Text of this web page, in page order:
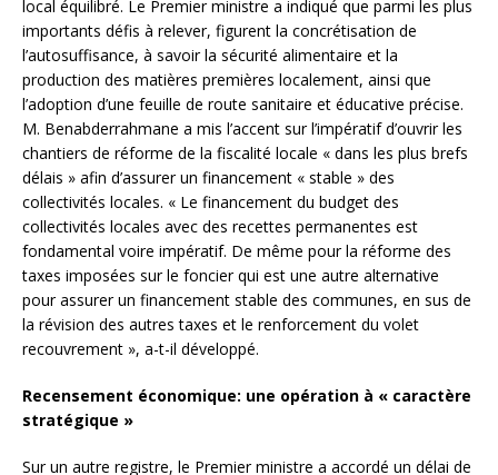
local équilibré. Le Premier ministre a indiqué que parmi les plus
importants défis à relever, figurent la concrétisation de
l’autosuffisance, à savoir la sécurité alimentaire et la
production des matières premières localement, ainsi que
l’adoption d’une feuille de route sanitaire et éducative précise.
M. Benabderrahmane a mis l’accent sur l’impératif d’ouvrir les
chantiers de réforme de la fiscalité locale « dans les plus brefs
délais » afin d’assurer un financement « stable » des
collectivités locales. « Le financement du budget des
collectivités locales avec des recettes permanentes est
fondamental voire impératif. De même pour la réforme des
taxes imposées sur le foncier qui est une autre alternative
pour assurer un financement stable des communes, en sus de
la révision des autres taxes et le renforcement du volet
recouvrement », a-t-il développé.
Recensement économique: une opération à « caractère
stratégique »
Sur un autre registre, le Premier ministre a accordé un délai de